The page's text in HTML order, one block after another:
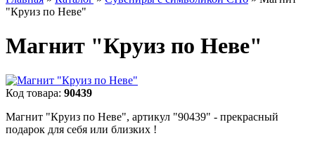
"Круиз по Неве"
Магнит "Круиз по Неве"
Код товара: 90439
Магнит "Круиз по Неве", артикул "90439" - прекрасный
подарок для себя или близких !